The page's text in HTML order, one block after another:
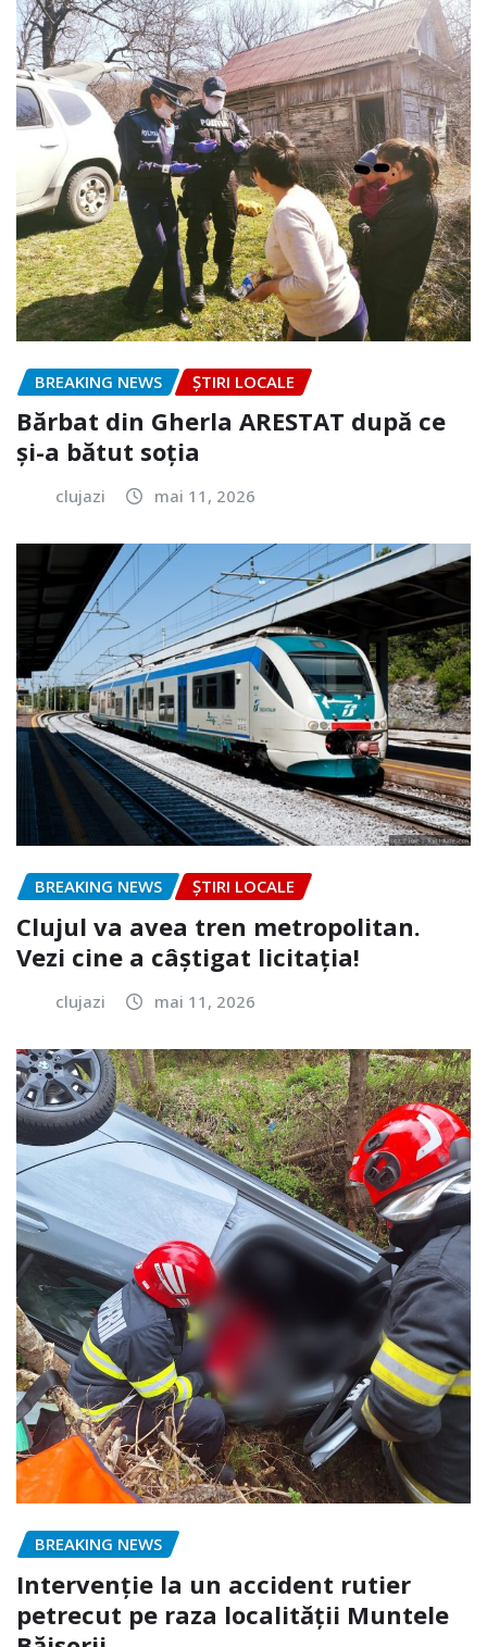
BREAKING NEWS ȘTIRI LOCALE
Bărbat din Gherla ARESTAT după ce
și-a bătut soția
clujazi mai 11, 2026
BREAKING NEWS ȘTIRI LOCALE
Clujul va avea tren metropolitan.
Vezi cine a câștigat licitația!
clujazi mai 11, 2026
BREAKING NEWS
Intervenție la un accident rutier
petrecut pe raza localității Muntele